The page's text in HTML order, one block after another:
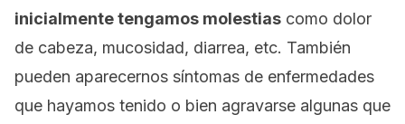
inicialmente tengamos molestias como dolor
de cabeza, mucosidad, diarrea, etc. También
pueden aparecernos síntomas de enfermedades
que hayamos tenido o bien agravarse algunas que